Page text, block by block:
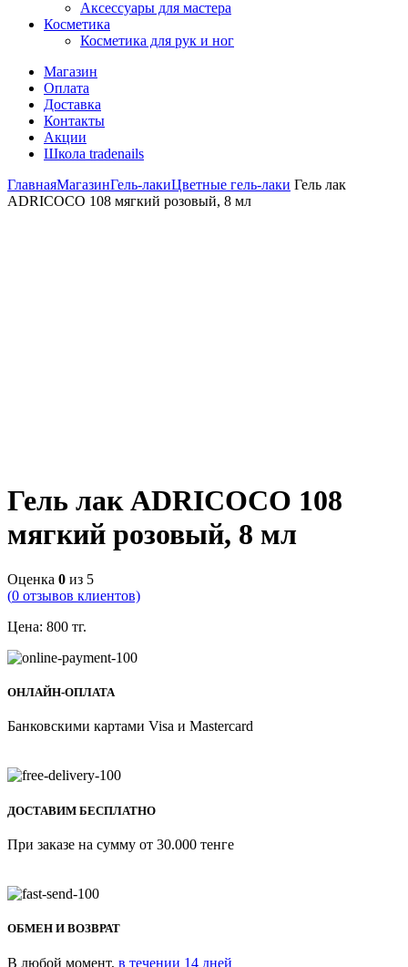
Аксессуары для мастера
Косметика
Косметика для рук и ног
Магазин
Оплата
Доставка
Контакты
Акции
Школа tradenails
ГлавнаяМагазинГель-лакиЦветные гель-лаки Гель лак
ADRICOCO 108 мягкий розовый, 8 мл
Гель лак ADRICOCO 108
мягкий розовый, 8 мл
Оценка 0 из 5
(0 отзывов клиентов)
Цена: 800 тг.
ОНЛАЙН-ОПЛАТА
Банковскими картами Visa и Mastercard
ДОСТАВИМ БЕСПЛАТНО
При заказе на сумму от 30.000 тенге
ОБМЕН И ВОЗВРАТ
В любой момент, в течении 14 дней